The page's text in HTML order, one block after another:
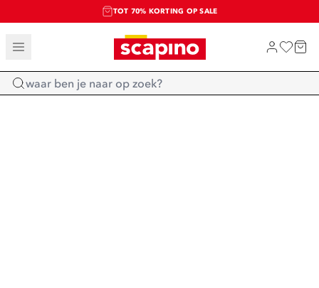
TOT 70% KORTING OP SALE
SALE: LAATSTE KANS!
SHOP NIEUW
Home